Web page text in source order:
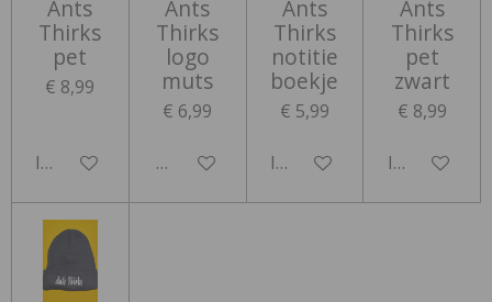
Ants
Thirks
pet
€ 8,99
In winkelwagen
Ants
Thirks
logo
muts
€ 6,99
Houd mij op de hoogte
Ants
Thirks
notitie
boekje
€ 5,99
In winkelwagen
Ants
Thirks
pet
zwart
€ 8,99
In